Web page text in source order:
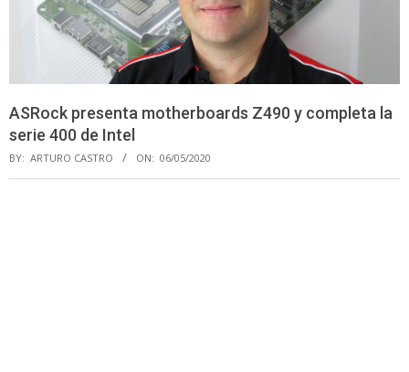
ASRock presenta motherboards Z490 y completa la
serie 400 de Intel
BY: ARTURO CASTRO ON: 06/05/2020